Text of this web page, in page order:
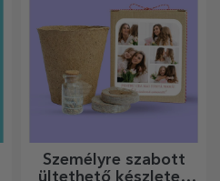
Személyre szabott
borok
A jó bor mindig megfelelő
ajándék. Válasszon egy
személyre szabottat, és adja
át a címzett nevével ellátva.